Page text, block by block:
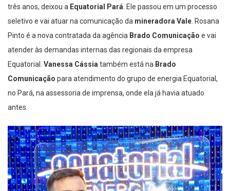
três anos, deixou a Equatorial Pará . Ele passou em um processo
seletivo e vai atuar na comunicação da mineradora Vale . Rosana
Pinto é a nova contratada da agência Brado Comunicação e vai
atender às demandas internas das regionais da empresa
Equatorial. Vanessa Cássia também está na Brado
Comunicação para atendimento do grupo de energia Equatorial,
no Pará, na assessoria de imprensa, onde ela já havia atuado
antes.